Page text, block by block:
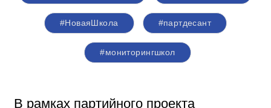
#НоваяШкола #партдесант
#мониторингшкол
В рамках партийного проекта